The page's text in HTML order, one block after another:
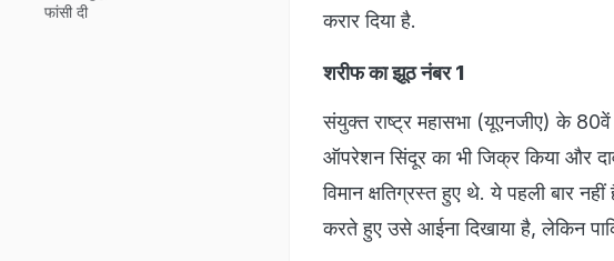
करार दिया है.
शरीफ का झूठ नंबर 1
संयुक्त राष्ट्र महासभा (यूएनजीए) के
ऑपरेशन सिंदूर का भी जिक्र किया और
विमान क्षतिग्रस्त हुए थे. ये पहली बार
करते हुए उसे आईना दिखाया है, लेकिन
फांसी दी